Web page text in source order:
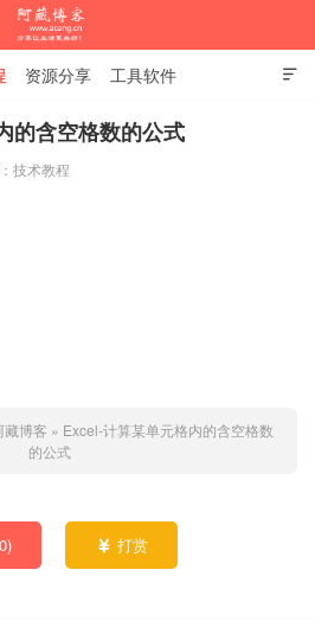

资源分享 工具软件
的含空格数的公式
技术教程
藏博客 » Excel-计算某单元格内的含空格数
的公式
0)  打赏